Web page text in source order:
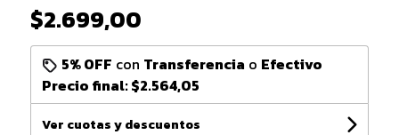
$2.699,00
5% OFF con Transferencia o Efectivo
Precio final:$2.564,05
Ver cuotas y descuentos